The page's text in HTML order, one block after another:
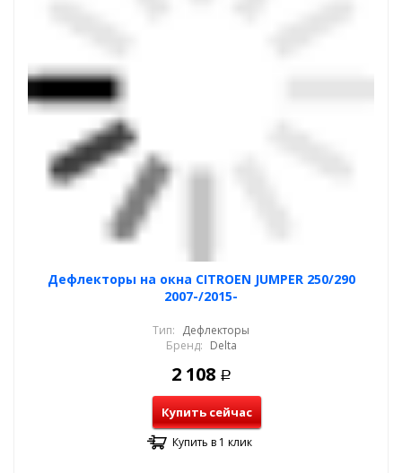
Дефлекторы на окна CITROEN JUMPER 250/290
2007-/2015-
Тип: Дефлекторы
Бренд: Delta
2 108 Р
Купить сейчас
Купить в 1 клик